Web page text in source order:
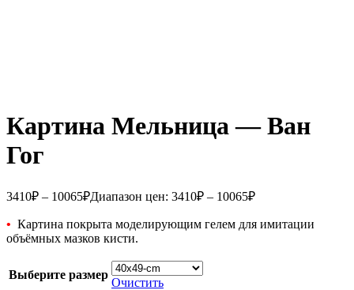
Картина Мельница — Ван
Гог
3410₽ – 10065₽Диапазон цен: 3410₽ – 10065₽
• Картина покрыта моделирующим гелем для имитации
объёмных мазков кисти.
Выберите размер
Очистить